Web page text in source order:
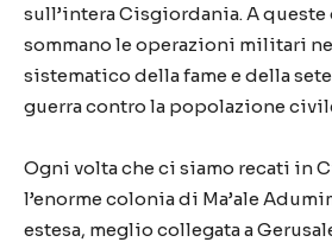
sull’intera Cisgiordania. A
sommano le operazioni militari
sistematico della fame e della
guerra contro la popolazione
Ogni volta che ci siamo recati in
l’enorme colonia di Ma’ale
estesa, meglio collegata a